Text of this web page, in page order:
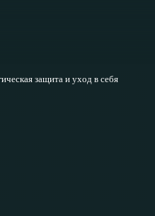
защита и уход в себя